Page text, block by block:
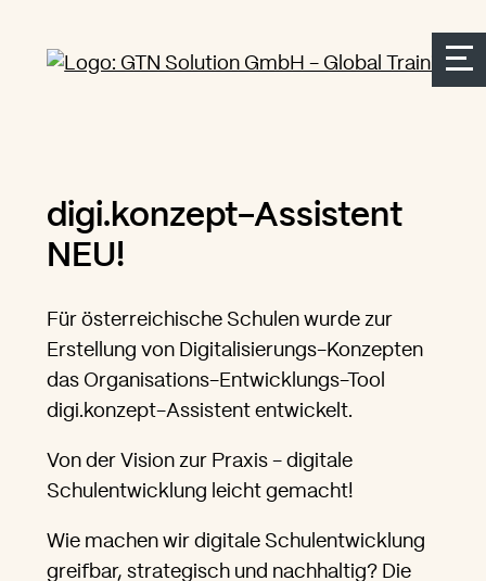
Accesskey: [Alt+1]
Accesskey: [Alt+2]
digi.konzept-Assistent
NEU!
Für österreichische Schulen wurde zur
Erstellung von Digitalisierungs-Konzepten
das Organisations-Entwicklungs-Tool
digi.konzept-Assistent entwickelt.
Von der Vision zur Praxis - digitale
Schulentwicklung leicht gemacht!
Wie machen wir digitale Schulentwicklung
greifbar, strategisch und nachhaltig? Die